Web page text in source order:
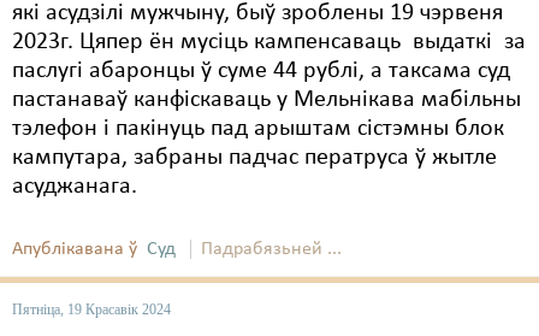
які асудзілі мужчыну, быў зроблены 19 чэрвеня
2023г. Цяпер ён мусіць кампенсаваць выдаткі за
паслугі абаронцы ў суме 44 рублі, а таксама суд
пастанаваў канфіскаваць у Мельнікава мабільны
тэлефон і пакінуць пад арыштам сістэмны блок
кампутара, забраны падчас ператруса ў жытле
асуджанага.
Апублікавана ў Суд Падрабязьней ...
Пятніца, 19 Красавік 2024
Правы дзіцяці
Пэнітэнцыярная сыстэма
Распальваньне варожасьці
Рознае
Свабода сумленьня
Суд